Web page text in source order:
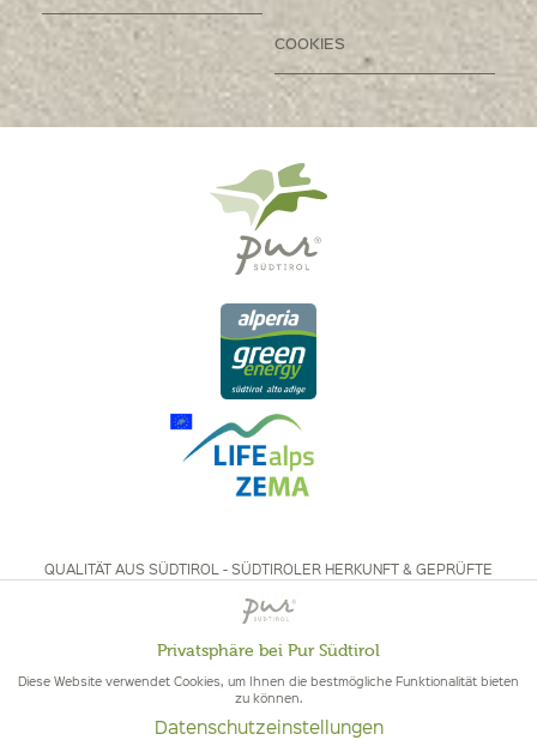
COOKIES
QUALITÄT AUS SÜDTIROL - SÜDTIROLER HERKUNFT & GEPRÜFTE
QUALITÄT
Aktiv
Privatsphäre bei Pur Südtirol
Diese Website verwendet Cookies, um Ihnen die bestmögliche Funktionalität bieten
zu können.
Datenschutzeinstellungen